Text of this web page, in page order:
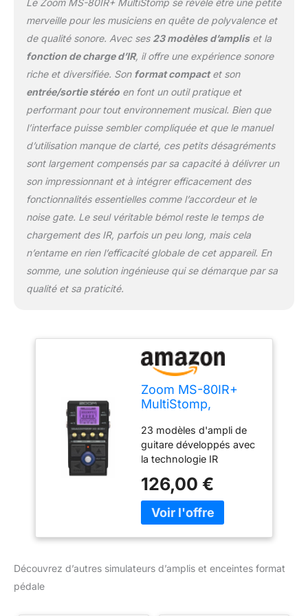
merveille pour les musiciens en quête de polyvalence et
de qualité sonore. Avec ses 23 modèles d’ampliset la
fonction de charge d’IR, il offre une expérience sonore
riche et diversifiée. Son format compactet son
entrée/sortie stéréoen font un outil pratique et
performant pour tout environnement musical. Bien que
l’interface puisse sembler compliquée et que le manuel
d’utilisation manque de clarté, ces petits désagréments
sont largement compensés par sa capacité à délivrer un
son impressionnant et à intégrer efficacement des
fonctionnalités essentielles comme l’accordeur et le
noise gate. Le seul véritable bémol reste le temps de
chargement des IR, parfois un peu long, mais cela
n’entame en rien l’efficacité globale de cet appareil. En
somme, une solution ingénieuse qui se démarque par sa
qualité et sa praticité.
Zoom MS-80IR+
MultiStomp,
et enceinte format
pédale,
entrée/sortie
stéréo, 23 modèles
d’amplis, 5 espace
de studio, chargeur
d'IR, Noise Gate, EQ
sortie casque,
23 modèles d'ampli de
guitare développés avec
la technologie IR
sonores studio pour
ajouter une ambiance
naturelle à votre tonalité
bruit, les égaliseurs et les
126,00 €
Découvrez d’autres simulateurs d’amplis et enceintes format
pédale